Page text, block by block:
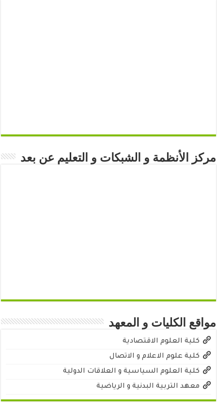
مركز الأنظمة و الشبكات و التعليم عن بعد
مواقع الكليات و المعهد
كلية العلوم الاقتصادية
كلية علوم الاعلام و الاتصال
كلية العلوم السياسية و العلاقات الدولية
معهد التربية البدنية و الرياضية